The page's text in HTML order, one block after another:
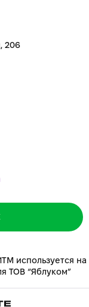
206
используется на
ТОВ “Яблуком”